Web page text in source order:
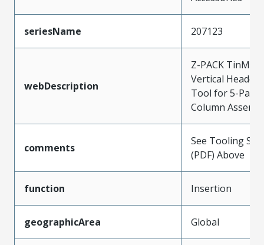
seriesName 207123
webDescription
Z-PACK
Vertical Header
Tool for 5-Pair
Column
comments
See Tooling
(PDF) Above
function Insertion
geographicArea Global